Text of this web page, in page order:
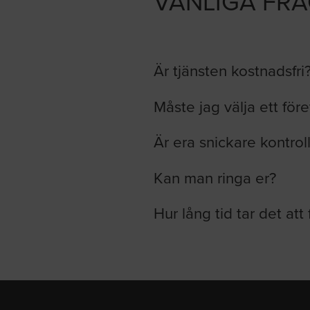
Är tjänsten
Måste jag välja ett
Är era snickare
Kan man ringa er?
Hur lång tid tar det att